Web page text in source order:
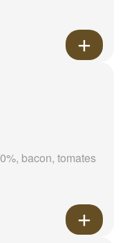
bacon, tomates